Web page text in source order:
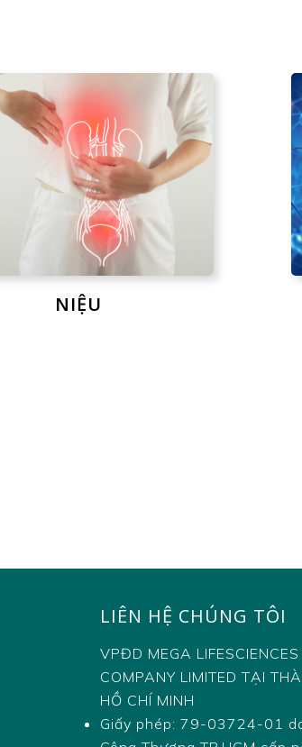
NIỆU
LIÊN HỆ CHÚNG TÔI
VPĐD MEGA
COMPANY LIMITED TẠI
HỒ CHÍ MINH
Giấy phép: 79-03724-01